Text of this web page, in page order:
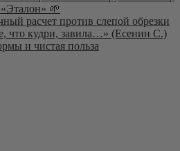
🌱
расчет против слепой обрезки
что кудри, завила…» (Есенин С.)
и чистая польза